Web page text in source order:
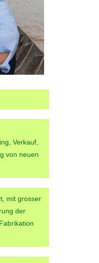
Verkauf,
von neuen
mit grosser
der